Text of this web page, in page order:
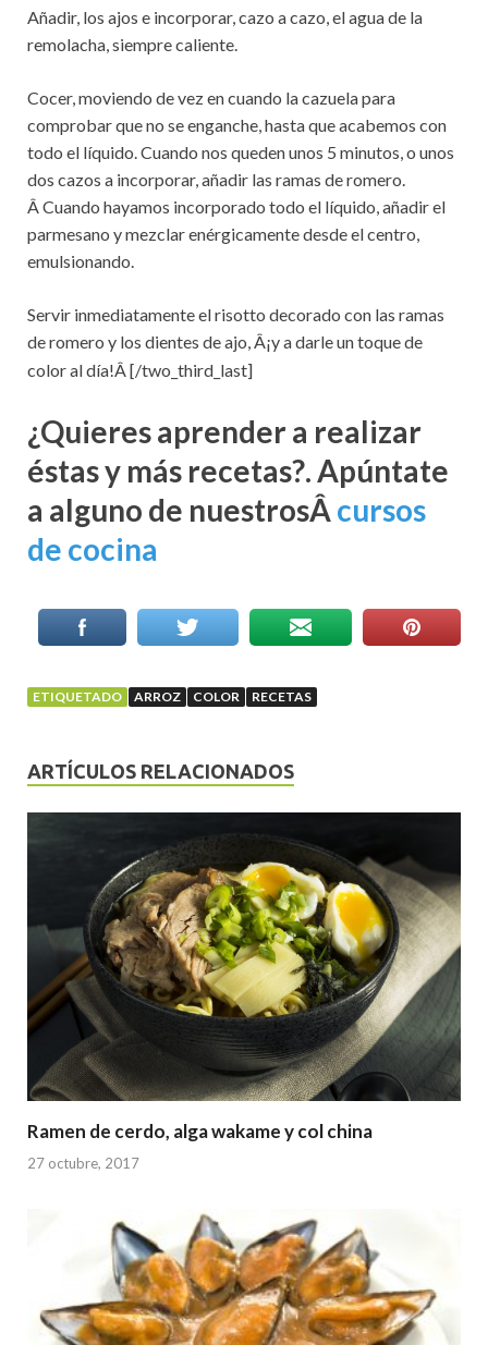
Añadir, los ajos e incorporar, cazo a cazo, el agua de la
remolacha, siempre caliente.
Cocer, moviendo de vez en cuando la cazuela para
comprobar que no se enganche, hasta que acabemos con
todo el líquido. Cuando nos queden unos 5 minutos, o unos
dos cazos a incorporar, añadir las ramas de romero.
Â Cuando hayamos incorporado todo el líquido, añadir el
parmesano y mezclar enérgicamente desde el centro,
emulsionando.
Servir inmediatamente el risotto decorado con las ramas
de romero y los dientes de ajo, Â¡y a darle un toque de
color al día!Â[/two_third_last]
¿Quieres aprender a realizar
éstas y más recetas?. Apúntate
a alguno de nuestrosÂcursos
de cocina
ETIQUETADO ARROZ COLOR RECETAS
ARTÍCULOS RELACIONADOS
Ramen de cerdo, alga wakame y col china
27 octubre, 2017